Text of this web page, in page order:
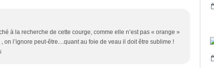
à la recherche de cette courge, comme elle n’est pas « orange »
on l’ignore peut-être....quant au foie de veau il doit être sublime !